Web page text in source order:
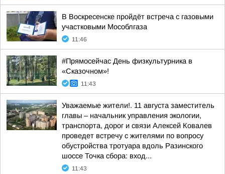
В Воскресенске пройдёт встреча с газовыми
участковыми Мособлгаза
11:46
#Прямосейчас День физкультурника в
«Сказочном»!
11:43
Уважаемые жители!. 11 августа заместитель
главы – начальник управления экологии,
транспорта, дорог и связи Алексей Ковалев
проведет встречу с жителями по вопросу
обустройства тротуара вдоль Разинского
шоссе Точка сбора: вход...
11:43